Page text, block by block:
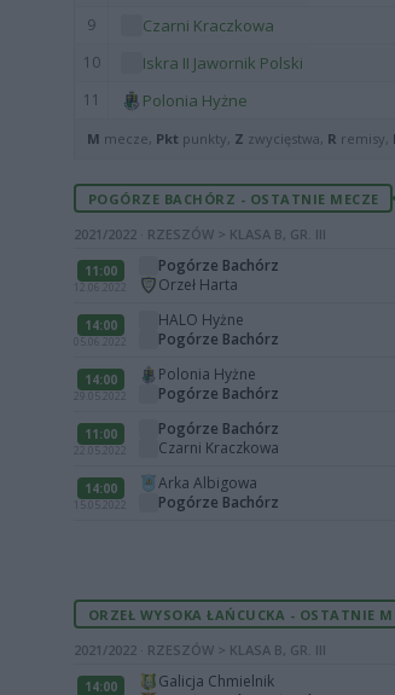
9 Czarni Kraczkowa
10 Iskra II Jawornik Polski
11 Polonia Hyżne
M mecze, Pkt punkty, Z zwycięstwa, R remisy,
POGÓRZE BACHÓRZ - OSTATNIE MECZE
2021/2022 · RZESZÓW > KLASA B, GR. III
11:00
12.06.2022
Pogórze Bachórz
Orzeł Harta
14:00
05.06.2022
HALO Hyżne
Pogórze Bachórz
14:00
29.05.2022
Polonia Hyżne
Pogórze Bachórz
11:00
22.05.2022
Pogórze Bachórz
Czarni Kraczkowa
14:00
15.05.2022
Arka Albigowa
Pogórze Bachórz
ORZEŁ WYSOKA ŁAŃCUCKA - OSTATNIE
2021/2022 · RZESZÓW > KLASA B, GR. III
14:00
Galicja Chmielnik